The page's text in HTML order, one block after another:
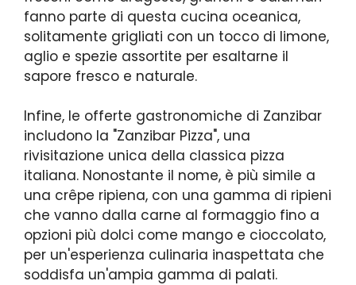
fanno parte di questa cucina oceanica,
solitamente grigliati con un tocco di limone,
aglio e spezie assortite per esaltarne il
sapore fresco e naturale.
Infine, le offerte gastronomiche di Zanzibar
includono la "Zanzibar Pizza", una
rivisitazione unica della classica pizza
italiana. Nonostante il nome, è più simile a
una crêpe ripiena, con una gamma di ripieni
che vanno dalla carne al formaggio fino a
opzioni più dolci come mango e cioccolato,
per un'esperienza culinaria inaspettata che
soddisfa un'ampia gamma di palati.